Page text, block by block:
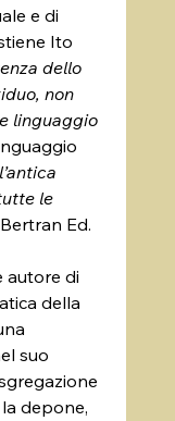
e di
Ito
dello
non
linguaggio
le
Ed.
autore di
della
suo
depone,